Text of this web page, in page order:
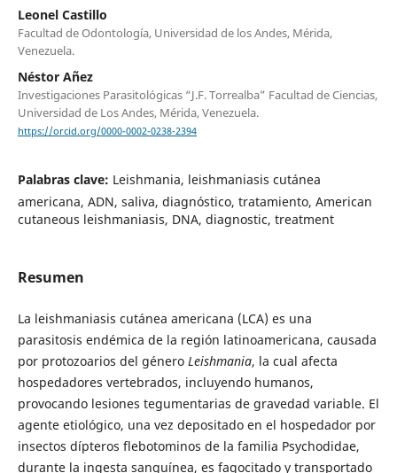
Leonel Castillo
Facultad de Odontología, Universidad de los Andes, Mérida,
Venezuela.
Néstor Añez
Investigaciones Parasitológicas “J.F. Torrealba” Facultad de Ciencias,
Universidad de Los Andes, Mérida, Venezuela.
https://orcid.org/0000-0002-0238-2394
Palabras clave: Leishmania, leishmaniasis cutánea
americana, ADN, saliva, diagnóstico, tratamiento, American
cutaneous leishmaniasis, DNA, diagnostic, treatment
Resumen
La leishmaniasis cutánea americana (LCA) es una
parasitosis endémica de la región latinoamericana, causada
por protozoarios del género Leishmania, la cual afecta
hospedadores vertebrados, incluyendo humanos,
provocando lesiones tegumentarias de gravedad variable. El
agente etiológico, una vez depositado en el hospedador por
insectos dípteros flebotominos de la familia Psychodidae,
durante la ingesta sanguínea, es fagocitado y transportado